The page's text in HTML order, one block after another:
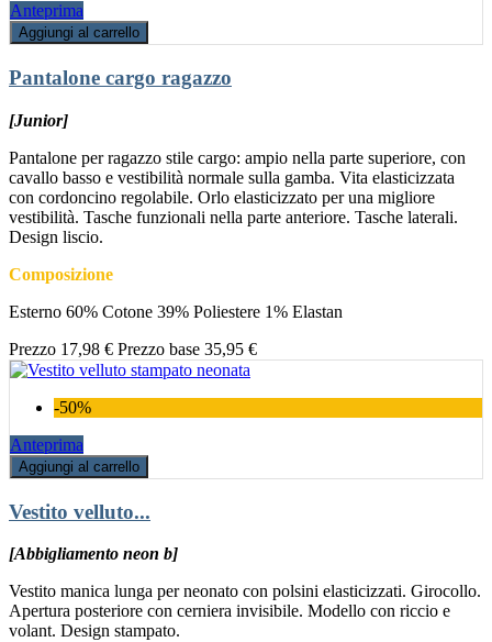
Anteprima
Aggiungi al carrello
Pantalone cargo ragazzo
[Junior]
Pantalone per ragazzo stile cargo: ampio nella parte superiore, con
cavallo basso e vestibilità normale sulla gamba. Vita elasticizzata
con cordoncino regolabile. Orlo elasticizzato per una migliore
vestibilità. Tasche funzionali nella parte anteriore. Tasche laterali.
Design liscio.
Composizione
Esterno 60% Cotone 39% Poliestere 1% Elastan
Prezzo 17,98 € Prezzo base 35,95 €
-50%
Anteprima
Aggiungi al carrello
Vestito velluto...
[Abbigliamento neon b]
Vestito manica lunga per neonato con polsini elasticizzati. Girocollo.
Apertura posteriore con cerniera invisibile. Modello con riccio e
volant. Design stampato.